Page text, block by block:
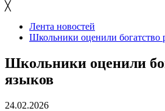
╳
Лента новостей
Школьники оценили богатство
Школьники оценили
языков
24.02.2026